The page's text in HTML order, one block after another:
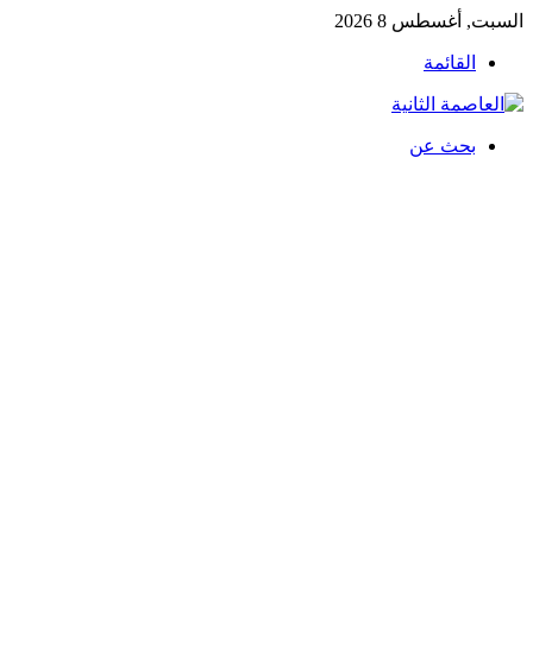
السبت, أغسطس 8 2026
القائمة
بحث عن